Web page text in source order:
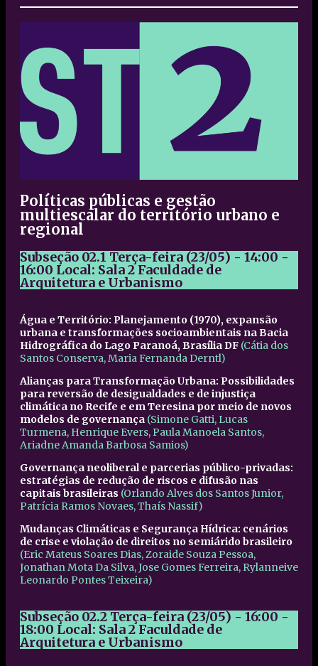
Políticas públicas e gestão
multiescalar do território urbano e
regional
Subseção 02.1 Terça-feira (23/05) - 14:00 -
16:00 Local: Sala 2 Faculdade de
Arquitetura e Urbanismo
Água e Território: Planejamento (1970), expansão
urbana e transformações socioambientais na Bacia
Hidrográfica do Lago Paranoá, Brasília DF (Cátia dos
Santos Conserva, Maria Fernanda Derntl)
Alianças para Transformação Urbana: Possibilidades
para reversão de desigualdades e de injustiça
climática no Recife e em Teresina por meio de novos
modelos de governança (Simone Gatti, Lucas
Turmena, Henrique Evers, Paula Manoela Santos,
Ariadne Amanda Barbosa Samios)
Governança neoliberal e parcerias público-privadas:
estratégias de redução de riscos e difusão nas
capitais brasileiras (Orlando Alves dos Santos Junior,
Patrícia Ramos Novaes, Thaís Nassif)
Mudanças Climáticas e Segurança Hídrica: cenários
de crise e violação de direitos no semiárido brasileiro
(Eric Mateus Soares Dias, Zoraide Souza Pessoa,
Jonathan Mota Da Silva, Jose Gomes Ferreira, Rylanneive
Leonardo Pontes Teixeira)
Subseção 02.2 Terça-feira (23/05) - 16:00 -
18:00 Local: Sala 2 Faculdade de
Arquitetura e Urbanismo